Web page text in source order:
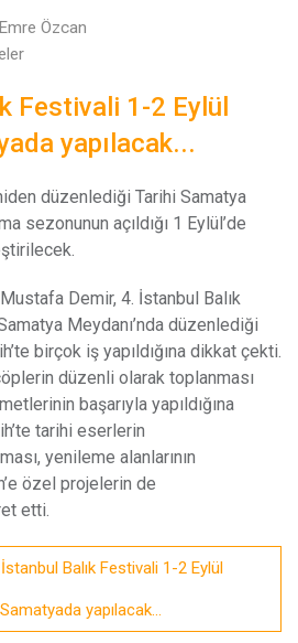
Emre Özcan
Festivali 1-2 Eylül
yapılacak...
düzenlediği Tarihi Samatya
sezonunun açıldığı 1 Eylül’de
Demir, 4. İstanbul Balık
Meydanı’nda düzenlediği
birçok iş yapıldığına dikkat çekti.
düzenli olarak toplanması
başarıyla yapıldığına
tarihi eserlerin
yenileme alanlarının
özel projelerin de
etti.
İstanbul Balık Festivali 1-2 Eylül
yapılacak...